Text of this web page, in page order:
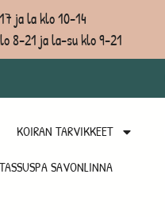
ja la klo 10-14
8-21 ja la-su klo 9-21
KOIRAN TARVIKKEET
SAVONLINNA